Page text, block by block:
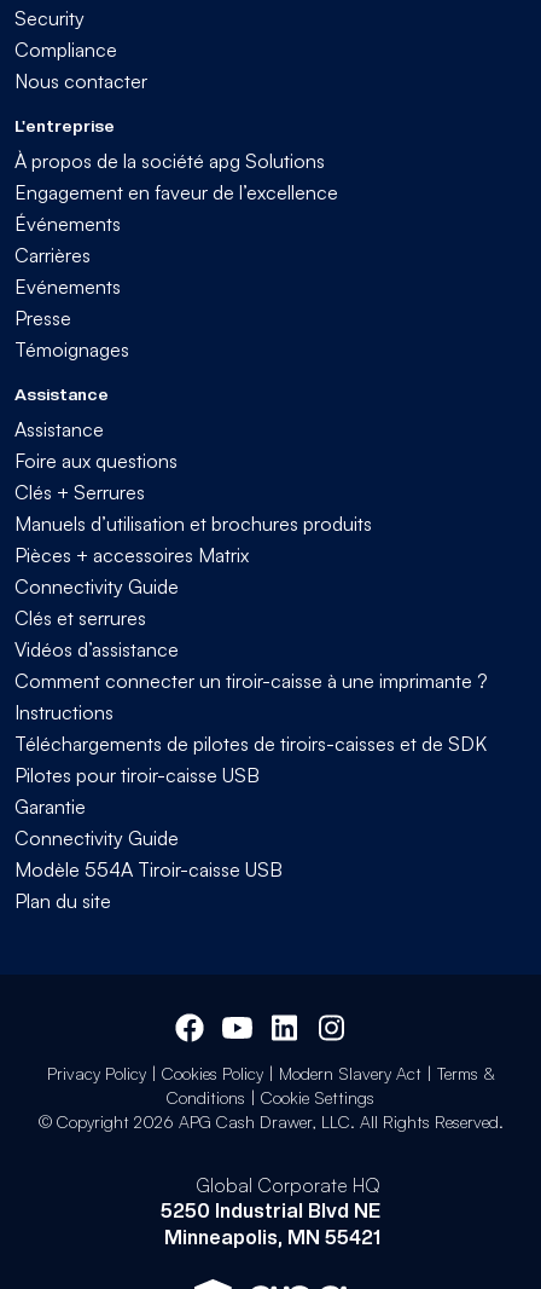
Security
Compliance
Nous contacter
L'entreprise
À propos de la société apg Solutions
Engagement en faveur de l’excellence
Événements
Carrières
Evénements
Presse
Témoignages
Assistance
Assistance
Foire aux questions
Clés + Serrures
Manuels d’utilisation et brochures produits
Pièces + accessoires Matrix
Connectivity Guide
Clés et serrures
Vidéos d’assistance
Comment connecter un tiroir-caisse à une imprimante ?
Instructions
Téléchargements de pilotes de tiroirs-caisses et de SDK
Pilotes pour tiroir-caisse USB
Garantie
Connectivity Guide
Modèle 554A Tiroir-caisse USB
Plan du site
Privacy Policy| Cookies Policy| Modern Slavery Act| Terms &
Conditions | Cookie Settings
© Copyright 2026 APG Cash Drawer, LLC. All Rights Reserved.
Global Corporate HQ
5250 Industrial Blvd NE
Minneapolis, MN 55421